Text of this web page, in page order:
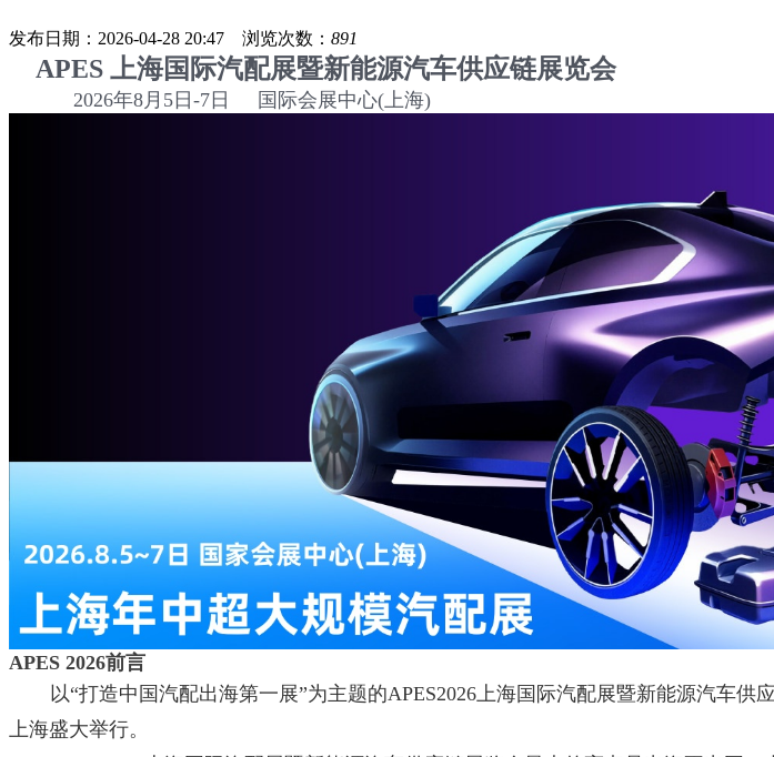
发布日期：2026-04-28 20:47 浏览次数： 891
APES 上海国际汽配展暨新能源汽车供应链展览会
2026年8月5日-7日 国际会展中心(上海)
APES 2026前言
以“打造中国汽配出海第一展”为主题的APES2026上海国际汽配展暨新能源汽车供
上海盛大举行。